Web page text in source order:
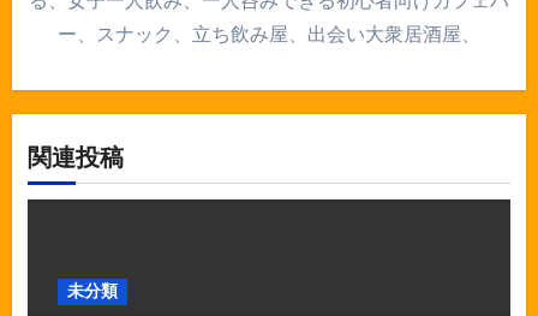
ー、スナック、立ち飲み屋、出会い大衆居酒屋、
関連投稿
未分類